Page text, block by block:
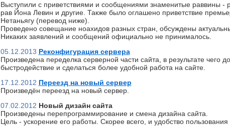
Выступили с приветствиями и сообщениями знаменитые раввины -
рав Йона Левин и другие. Также было оглашено приветствие
Нетаньягу (перевод ниже).
Проведено совещание ноахидов разных стран, обсуждены
Никаких заявлений и сообщений официально не принималось.
05.12.2013 Реконфигурация сервера
Произведена переделка серверной части сайта, в результате чего
быстродействие и сделаться более удобной работа на сайте.
17.12.2012 Переезд на новый сервер
Произведён переезд на новый сервер.
07.02.2012 Новый дизайн сайта
Произведены перепрограммирование и смена дизайна сайта.
Цель - ускорение его работы. Скорее всего, и удобство пользования